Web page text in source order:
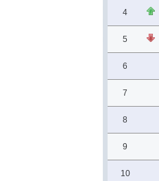
4
5
6
7
8
9
10